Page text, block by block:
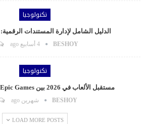
تكنولوجيا
الدليل الشامل لإدارة المستندات
BESHOY 4 أسابيع ago
تكنولوجيا
مستقبل الألعاب في 2026 بين Epic Games وPlayStation…
BESHOY شهرين ago
LOAD MORE POSTS